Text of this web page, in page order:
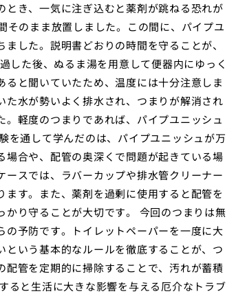
き、一気に注ぎ込むと薬剤が跳ねる恐れが
のまま放置しました。この間に、パイプユ
した。説明書どおりの時間を守ることが、
した後、ぬるま湯を用意して便器内にゆっく
と聞いていたため、温度には十分注意しま
水が勢いよく排水され、つまりが解消され
軽度のつまりであれば、パイプユニッシュ
を通して学んだのは、パイプユニッシュが万
合や、配管の奥深くで問題が起きている場
スでは、ラバーカップや排水管クリーナー
す。また、薬剤を過剰に使用すると配管を
り守ることが大切です。 今回のつまりは無
予防です。トイレットペーパーを一度に大
いう基本的なルールを徹底することが、つ
管を定期的に掃除することで、汚れが蓄積
ると生活に大きな影響を与える厄介なトラブ